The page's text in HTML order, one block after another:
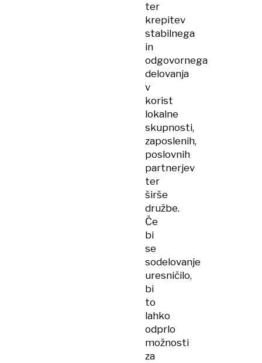
ter
krepitev
stabilnega
in
odgovornega
delovanja
v
korist
lokalne
skupnosti,
zaposlenih,
poslovnih
partnerjev
ter
širše
družbe.
Če
bi
se
sodelovanje
uresničilo,
bi
to
lahko
odprlo
možnosti
za